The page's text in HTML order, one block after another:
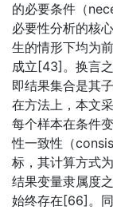
的必要条件（
必要性分析的核
生的情形下均为
成立[43]。换言
即结果集合是其
在方法上，本文
每个样本在条件
性一致性（
标，其计算方式
结果变量隶属度
始终存在[66]。